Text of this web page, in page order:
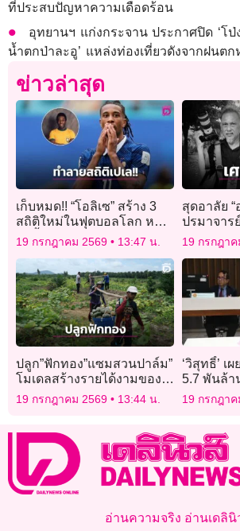
ที่ประสบปัญหาความเดือดร้อน
อุทยานฯ แก่งกระจาน ประกาศปิด ‘โป่
น้ำตกป่าละอู’ แหล่งท่องเที่ยวดังจากฝนตก
ข่าวล่าสุด
เก็บหมด!! “โอลิเซ” สร้าง 3
สถิติใหม่ในฟุตบอลโลก หนึ่ง
ในนั้นทำลายสถิติแอสซิสต์
ของ “เปเล”
19 กรกฎาคม 2569 13:47 น.
สุดอาลัย
ปรมาจาร
ชีวิตในเห
ภรรยาแล
19 กรกฎา
ปลูก”ฟักทอง”แซมสวนปาล์ม”
โมเดลสร้างรายได้งามของ
เกษตรกรตรัง
19 กรกฎาคม 2569 13:44 น.
‘วิสุทธิ์’ เ
5.7 พันล้า
ประชาสัม
เข้าใจชา
19 กรกฎา
อ่านความจริง อ่านเดลินิ